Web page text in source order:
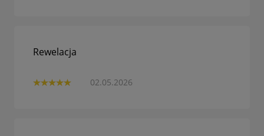
02.05.2026
Rewelacja